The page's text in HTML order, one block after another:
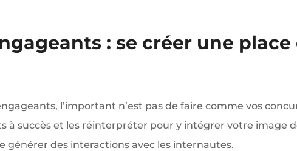
: se créer une
l’important n’est pas de faire comme vos
à succès et les réinterpréter pour y intégrer votre image
des interactions avec les internautes.